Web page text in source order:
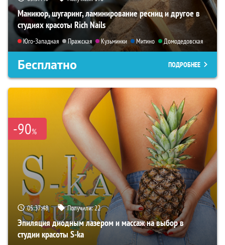
Маникюр, шугаринг, ламинирование ресниц и другое в
студиях красоты Rich Nails
Юго-Западная Пражская Кузьминки Митино Домодедовская
Бесплатно ПОДРОБНЕЕ
-90%
05:37:47 Получили:22
Эпиляция диодным лазером и массаж на выбор в
студии красоты S-ka